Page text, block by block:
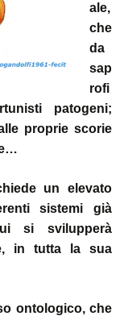
ale,
che
da
sap
rofi
patogeni;
proprie scorie
un elevato
sistemi già
si svilupperà
in tutta la sua
ontologico, che